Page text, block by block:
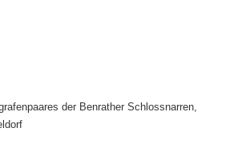
der Benrather Schlossnarren,